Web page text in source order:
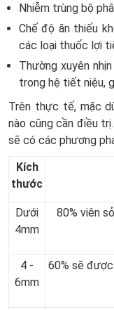
Nhiễm trùng bộ
Chế độ ăn thiếu
các loại thuốc lợi
Thường xuyên
trong hệ tiết niệu,
Trên thực tế, mặc
nào cũng cần điều
sẽ có các phương
Kích
thước
Dưới
4mm
80% viên
4 -
6mm
60% sẽ